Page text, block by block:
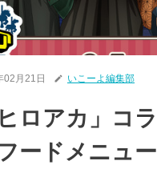
02月21日 いこーよ編集部
ロアカ」コ
ードメニュ